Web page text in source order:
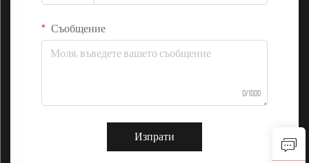
Съобщение
0/1000
Изпрати